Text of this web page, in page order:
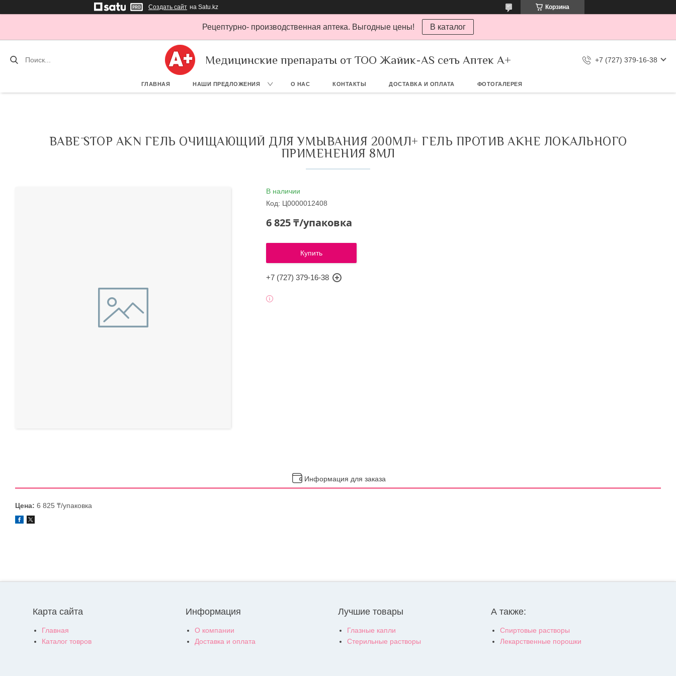
Создать сайт на Satu.kz Корзина
Рецептурно- производственная аптека. Выгодные цены! В каталог
Медицинские препараты от ТОО Жайик-AS сеть Аптек А+ +7 (727) 379-16-38
ГЛАВНАЯ НАШИ ПРЕДЛОЖЕНИЯ О НАС КОНТАКТЫ ДОСТАВКА И ОПЛАТА ФОТОГАЛЕРЕЯ
BABĒ STOP AKN ГЕЛЬ ОЧИЩАЮЩИЙ ДЛЯ УМЫВАНИЯ 200МЛ+ ГЕЛЬ ПРОТИВ АКНЕ ЛОКАЛЬНОГО
ПРИМЕНЕНИЯ 8МЛ
В наличии
Код: Ц0000012408
6 825 ₸/упаковка
Купить
+7 (727) 379-16-38
Информация для заказа
Цена: 6 825 ₸/упаковка
Карта сайта
Главная
Каталог товров
Информация
О компании
Доставка и оплата
Лучшие товары
Глазные капли
Стерильные растворы
А также:
Спиртовые растворы
Лекарственные порошки